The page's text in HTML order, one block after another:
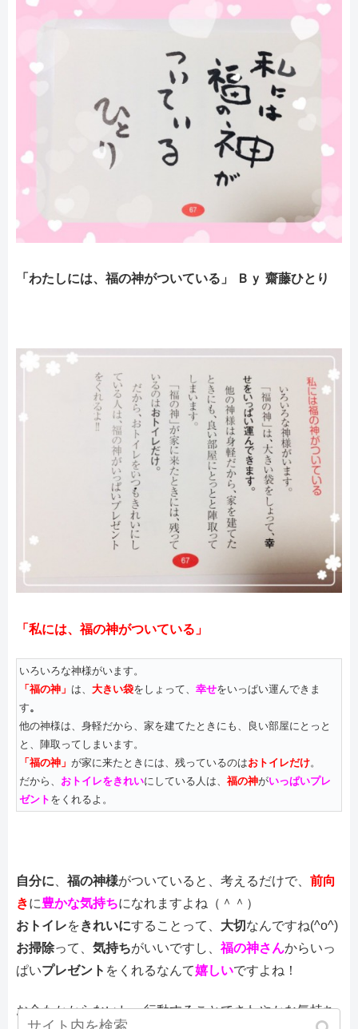
「わたしには、福の神がついている」 Ｂｙ 齋藤ひとり
「私には、福の神がついている」
いろいろな神様がいます。
「福の神」 は、 大きい袋をしょって、 幸せをいっぱい運んできま
す。
他の神様は、身軽だから、家を建てたときにも、良い部屋にとっと
と、陣取ってしまいます。
「福の神」 が家に来たときには、残っているのはおトイレだけ。
だから、 おトイレをきれいにしている人は、 福の神がいっぱいプレ
ゼント をくれるよ。
自分に 福の神様がついていると、考えるだけで、 前向
きに豊かな気持ちになれますよね（＾＾）
おトイレをきれいにすることって、 大切 なんですね(^o^)
お掃除って、 気持ちがいいですし、福の神さんからいっ
ぱいプレゼント をくれるなんて嬉しいですよね！
お金もかからないし、行動することでさわやかな気持ち